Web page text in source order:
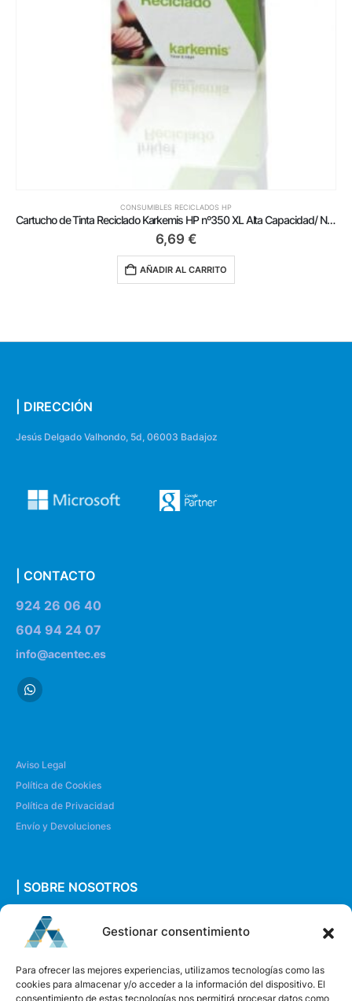
Gestionar consentimiento
Para ofrecer las mejores experiencias, utilizamos tecnologías como las
cookies para almacenar y/o acceder a la información del dispositivo. El
consentimiento de estas tecnologías nos permitirá procesar datos como
CONSUMIBLES RECICLADOS HP
Cartucho de Tinta Reciclado Karkemis HP nº350 XL Alta Capacidad/ Negro
6,69 €
AÑADIR AL CARRITO
| DIRECCIÓN
Jesús Delgado Valhondo, 5d, 06003 Badajoz
| CONTACTO
924 26 06 40
604 94 24 07
info@acentec.es
Aviso Legal
Política de Cookies
Política de Privacidad
Envío y Devoluciones
| SOBRE NOSOTROS
Quiénes somos
Envíanos un mensaje